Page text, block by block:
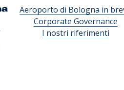
Aeroporto di Bologna in
Corporate Governance
I nostri riferimenti